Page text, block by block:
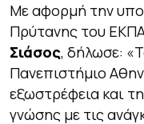
Με αφορμή την
Πρύτανης του
Σιάσος, δήλωσε: «
Πανεπιστήμιο
εξωστρέφεια και
γνώσης με τις